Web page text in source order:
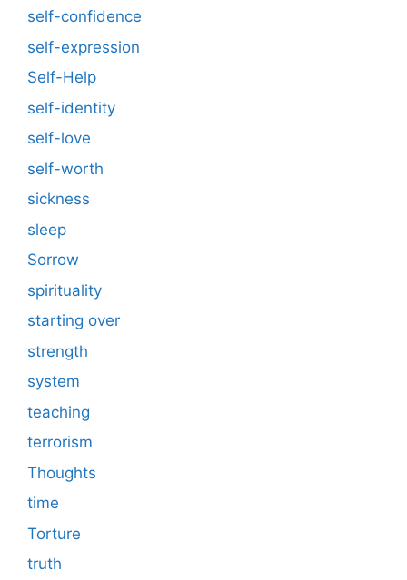
self-confidence
self-expression
Self-Help
self-identity
self-love
self-worth
sickness
sleep
Sorrow
spirituality
starting over
strength
system
teaching
terrorism
Thoughts
time
Torture
truth